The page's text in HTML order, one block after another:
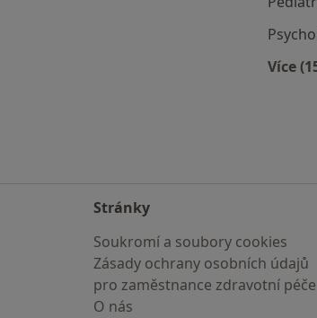
Více
Stránky
Soukromí a soubory cookies
Zásady ochrany osobních údajů
pro zaměstnance zdravotní péče
O nás